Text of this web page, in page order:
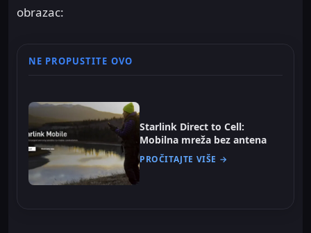
obrazac:
NE PROPUSTITE OVO
Starlink Direct to Cell:
Mobilna mreža bez antena
PROČITAJTE VIŠE →